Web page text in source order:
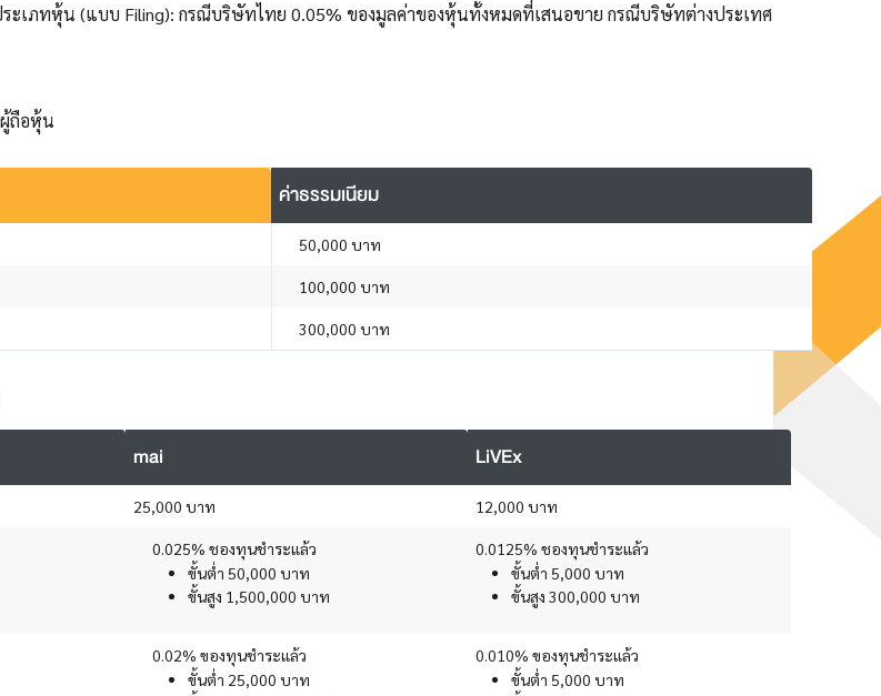
ะเภทหุ้น (แบบ Filing): กรณีบริษัทไทย 0.05% ของมูลค่าของหุ้นทั้งหมดที่เสนอขาย กรณีบริษัทต่างประเทศ
ถือหุ้น
ค่าธรรมเนียม
50,000 บาท
100,000 บาท
300,000 บาท
mai LiVEx
25,000 บาท 12,000 บาท
0.025% ชองทุนชำระแล้ว
ขั้นต่ำ 50,000 บาท
ขั้นสูง 1,500,000 บาท
0.0125% ชองทุนชำระแล้ว
ขั้นต่ำ 5,000 บาท
ขั้นสูง 300,000 บาท
0.02% ของทุนชำระแล้ว
ขั้นต่ำ 25,000 บาท
0.010% ของทุนชำระแล้ว
ขั้นต่ำ 5,000 บาท